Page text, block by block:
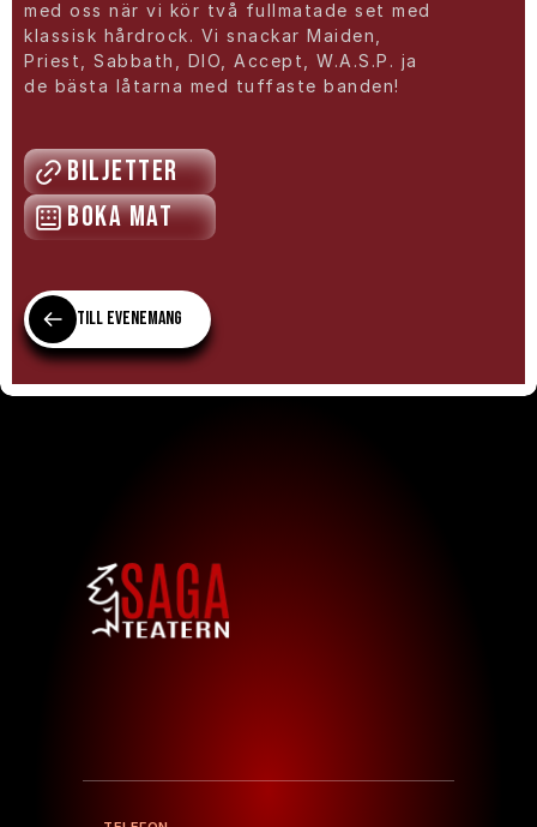
med oss när vi kör två fullmatade set med
klassisk hårdrock. Vi snackar Maiden,
Priest, Sabbath, DIO, Accept, W.A.S.P. ja
de bästa låtarna med tuffaste banden!
Biljetter
Boka mat
Till evenemang